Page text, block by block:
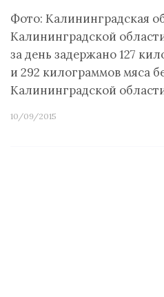
Фото: Калининградская
Калининградской
за день задержано 127
и 292 килограммов мяса
Калининградской
10/09/2015